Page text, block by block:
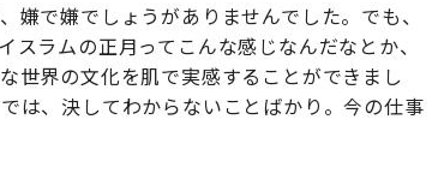
嫌で嫌でしょうがありませんでした。でも、
ラムの正月ってこんな感じなんだなとか、
世界の文化を肌で実感することができまし
は、決してわからないことばかり。今の仕事